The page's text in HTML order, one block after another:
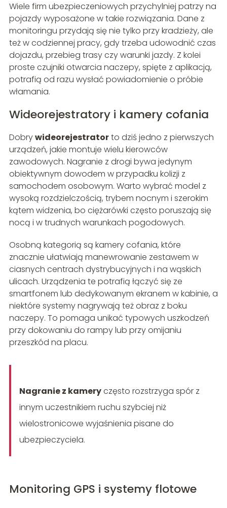
Wiele firm ubezpieczeniowych przychylniej patrzy na
pojazdy wyposażone w takie rozwiązania. Dane z
monitoringu przydają się nie tylko przy kradzieży, ale
też w codziennej pracy, gdy trzeba udowodnić czas
dojazdu, przebieg trasy czy warunki jazdy. Z kolei
proste czujniki otwarcia naczepy, spięte z aplikacją,
potrafią od razu wysłać powiadomienie o próbie
włamania.
Wideorejestratory i kamery cofania
Dobrywideorejestratorto dziś jedno z pierwszych
urządzeń, jakie montuje wielu kierowców
zawodowych. Nagranie z drogi bywa jedynym
obiektywnym dowodem w przypadku kolizji z
samochodem osobowym. Warto wybrać model z
wysoką rozdzielczością, trybem nocnym i szerokim
kątem widzenia, bo ciężarówki często poruszają się
nocą i w trudnych warunkach pogodowych.
Osobną kategorią są kamery cofania, które
znacznie ułatwiają manewrowanie zestawem w
ciasnych centrach dystrybucyjnych i na wąskich
ulicach. Urządzenia te potrafią łączyć się ze
smartfonem lub dedykowanym ekranem w kabinie, a
niektóre systemy nagrywają też obraz z boku
naczepy. To pomaga unikać typowych uszkodzeń
przy dokowaniu do rampy lub przy omijaniu
przeszkód na placu.
Nagranie z kameryczęsto rozstrzyga spór z
innym uczestnikiem ruchu szybciej niż
wielostronicowe wyjaśnienia pisane do
ubezpieczyciela.
Monitoring GPS i systemy flotowe